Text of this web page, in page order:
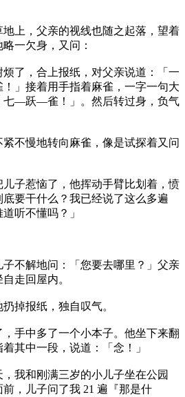
上，父亲的视线也随之起落，望着
一欠身，又问：
烦了，合上报纸，对父亲说道：「一
」接着用手指着麻雀，一字一句大
—跃—雀！」。然后转过身，负气
不慢地转向麻雀，像是试探着又问
儿子惹恼了，他挥动手臂比划着，愤
要干什么？我已经说了这么多遍
听不懂吗？」
不解地问：「您要去哪里？」父亲
走回屋内。
掉报纸，独自叹气。
手中多了一个小本子。他坐下来翻
其中一段，说道：「念！」
我和刚满三岁的小儿子坐在公园
，儿子问了我 21 遍『那是什